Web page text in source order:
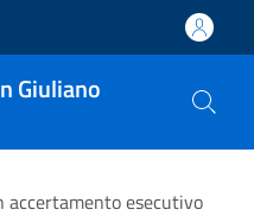
Giuliano
accertamento esecutivo